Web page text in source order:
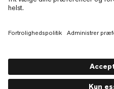
Cookies
Juridisk information